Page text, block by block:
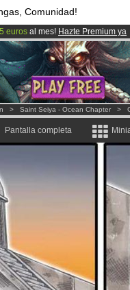
Comunidad!
euros al mes! Hazte Premium ya
lanzado!.
Cómics y Mangas!.
> Saint Seiya - Ocean Chapter >
Pantalla completa